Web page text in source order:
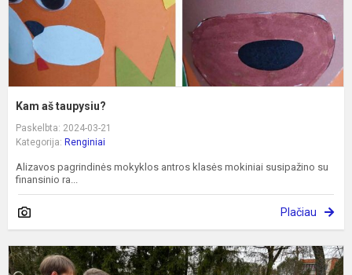
Kam aš taupysiu?
Paskelbta: 2024-03-21
Kategorija: Renginiai
Alizavos pagrindinės mokyklos antros klasės mokiniai susipažino su
finansinio ra...
Plačiau